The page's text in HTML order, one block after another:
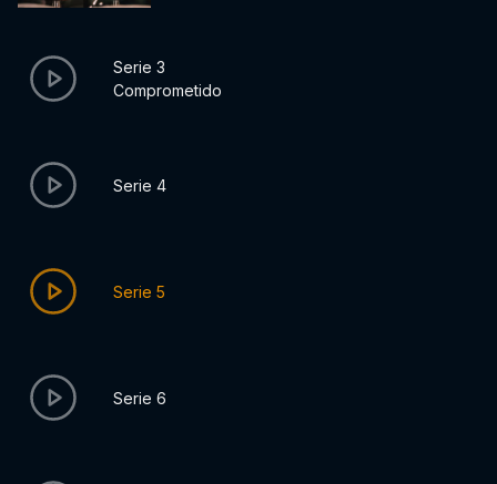
Serie 3
Comprometido
Serie 4
Serie 5
Serie 6